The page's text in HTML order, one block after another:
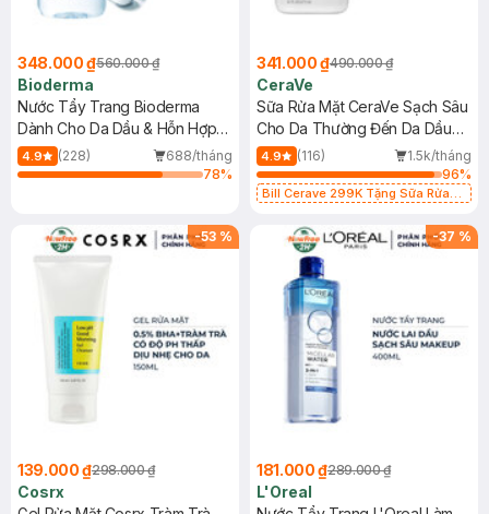
348.000 ₫560.000 ₫
Bioderma
Nước Tẩy Trang Bioderma
Dành Cho Da Dầu & Hỗn Hợp
500ml
4.9 (228)
688/tháng
78%
341.000 ₫490.000 ₫
CeraVe
Sữa Rửa Mặt CeraVe Sạch Sâu
Cho Da Thường Đến Da Dầu
473ml
4.9 (116)
1.5k/tháng
96%
Bill Cerave 299K Tặng Sữa Rửa
-53 %
139.000 ₫298.000 ₫
Cosrx
-37 %
181.000 ₫289.000 ₫
L'Oreal